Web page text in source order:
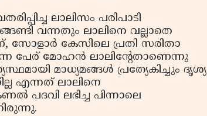
ലാലിസം പരിപാടി
വന്നതും ലാലിനെ വല്ലാതെ
സോളാര്‍ കേസിലെ പ്രതി സരിതാ
പേര് മോഹന്‍ ലാലിന്റേതാണെന്നു
മാധ്യമങ്ങള്‍ പ്രത്യേകിച്ചും ദൃശ്യ
എന്നത് ലാലിനെ
പദവി ലഭിച്ച പിന്നാലെ